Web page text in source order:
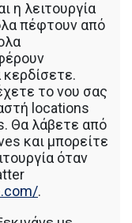
η λειτουργία
πέφτουν από
το νου σας
locations
Θα λάβετε από
και μπορείτε
όταν
.